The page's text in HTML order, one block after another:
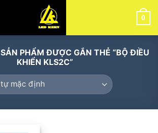
0
SẢN PHẨM ĐƯỢC GẮN THẺ “BỘ ĐIỀU
KHIỂN KLS2C”